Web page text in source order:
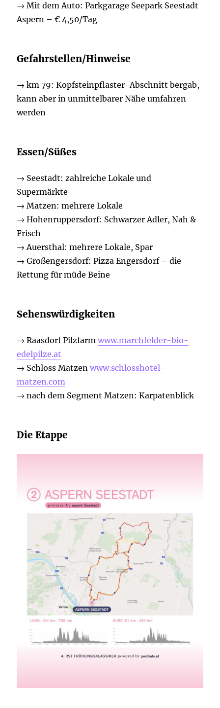
→ Mit dem Auto: Parkgarage Seepark Seestadt
Aspern – € 4,50/Tag
Gefahrstellen/Hinweise
→ km 79: Kopfsteinpflaster-Abschnitt bergab,
kann aber in unmittelbarer Nähe umfahren
werden
Essen/Süßes
→ Seestadt: zahlreiche Lokale und
Supermärkte
→ Matzen: mehrere Lokale
→ Hohenruppersdorf: Schwarzer Adler, Nah &
Frisch
→ Auersthal: mehrere Lokale, Spar
→ Großengersdorf: Pizza Engersdorf – die
Rettung für müde Beine
Sehenswürdigkeiten
→ Raasdorf Pilzfarmwww.marchfelder-bio-
edelpilze.at
→ Schloss Matzenwww.schlosshotel-
matzen.com
→ nach dem Segment Matzen: Karpatenblick
Die Etappe